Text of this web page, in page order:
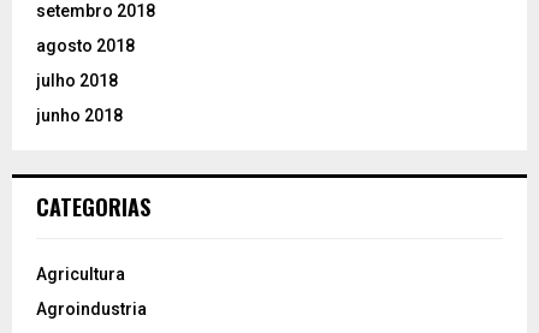
setembro 2018
agosto 2018
julho 2018
junho 2018
CATEGORIAS
Agricultura
Agroindustria